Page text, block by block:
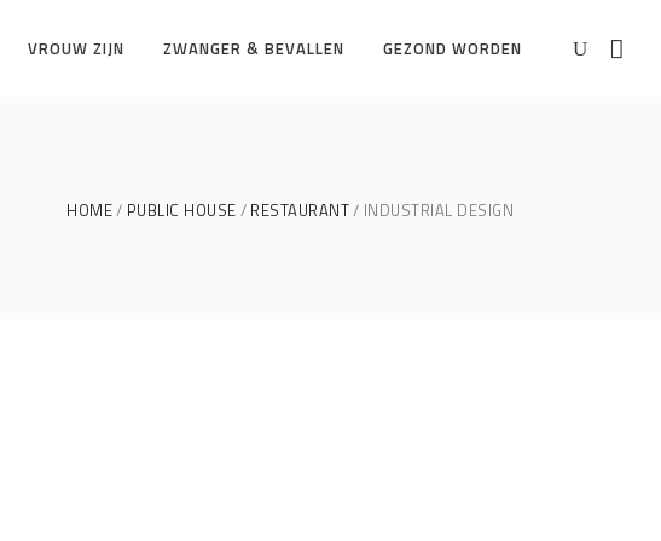
VROUW ZIJN ZWANGER & BEVALLEN GEZOND WORDEN
HOME PUBLIC HOUSE RESTAURANT INDUSTRIAL DESIGN